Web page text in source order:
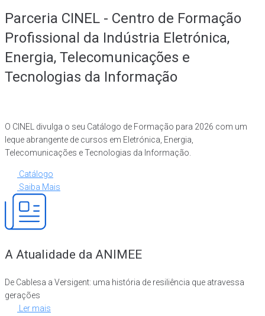
Parceria CINEL - Centro de Formação
Profissional da Indústria Eletrónica,
Energia, Telecomunicações e
Tecnologias da Informação
O CINEL divulga o seu Catálogo de Formação para 2026 com um
leque abrangente de cursos em Eletrónica, Energia,
Telecomunicações e Tecnologias da Informação.
Catálogo
Saiba Mais
A Atualidade da ANIMEE
De Cablesa a Versigent: uma história de resiliência que atravessa
gerações
Ler mais